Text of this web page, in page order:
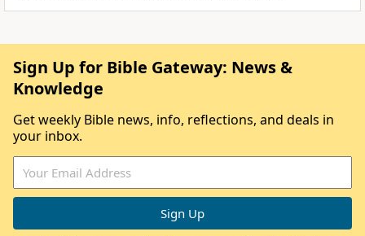
Sign Up for Bible Gateway: News &
Knowledge
Get weekly Bible news, info, reflections, and deals in
your inbox.